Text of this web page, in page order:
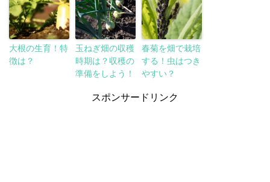
大根の生育！特
徴は？
玉ねぎ畑の収穫
時期は？収穫の
準備をしよう！
春菊を畑で栽培
する！虫はつき
やすい？
スポンサードリンク